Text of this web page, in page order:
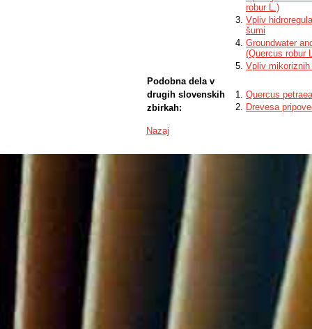
robur L.)
Vpliv
šumi
Groundwater
(Quercus robur
Vpliv
Podobna dela v
drugih slovenskih
zbirkah:
Quercus
Drevesa
Nazaj